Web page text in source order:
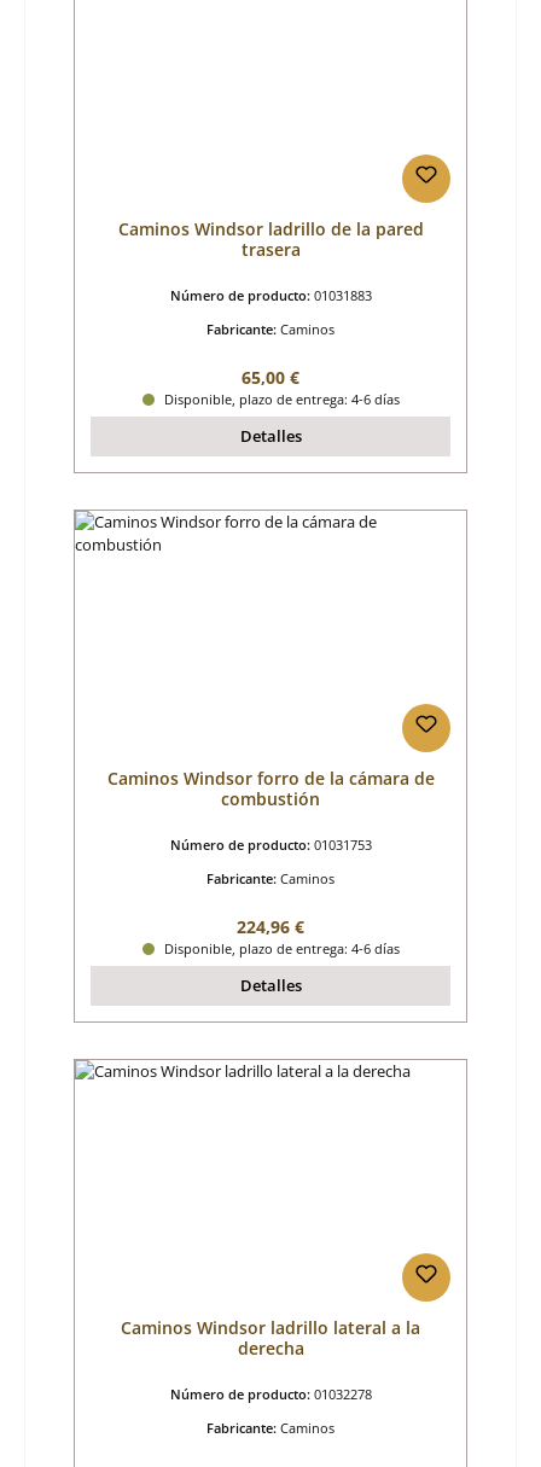
Caminos Windsor ladrillo de la pared
trasera
Número de producto: 01031883
Fabricante: Caminos
Precio normal:
65,00 €
Disponible, plazo de entrega: 4-6 días
Detalles
Caminos Windsor forro de la cámara de
combustión
Número de producto: 01031753
Fabricante: Caminos
Precio normal:
224,96 €
Disponible, plazo de entrega: 4-6 días
Detalles
Caminos Windsor ladrillo lateral a la
derecha
Número de producto: 01032278
Fabricante: Caminos